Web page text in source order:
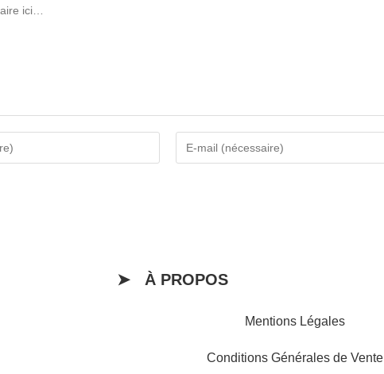
➤ À PROPOS
Mentions Légales
Conditions Générales de Vente